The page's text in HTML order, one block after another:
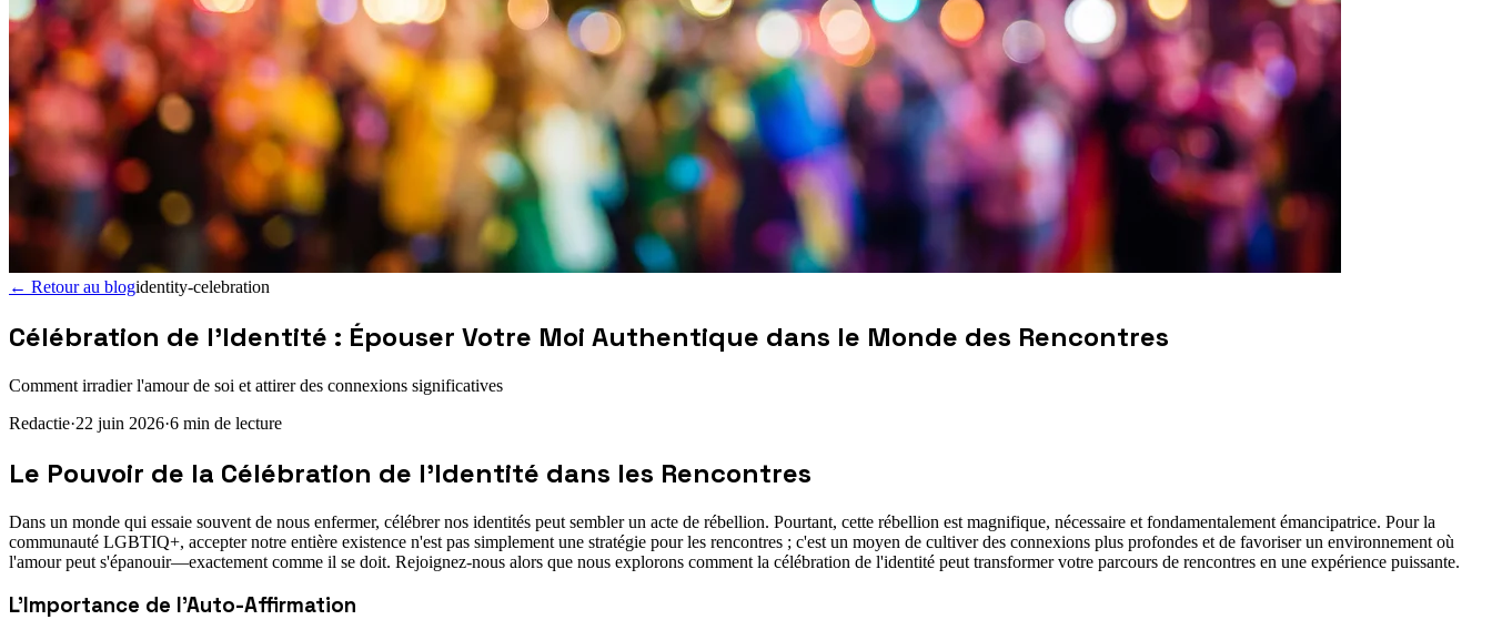
← Retour au blogidentity-celebration
Célébration de l'Identité : Épouser Votre Moi Authentique dans le Monde des Rencontres
Comment irradier l'amour de soi et attirer des connexions significatives
Redactie·22 juin 2026·6 min de lecture
Le Pouvoir de la Célébration de l'Identité dans les Rencontres
Dans un monde qui essaie souvent de nous enfermer, célébrer nos identités peut sembler un acte de rébellion. Pourtant, cette rébellion est magnifique, nécessaire et fondamentalement émancipatrice. Pour la
communauté LGBTIQ+, accepter notre entière existence n'est pas simplement une stratégie pour les rencontres ; c'est un moyen de cultiver des connexions plus profondes et de favoriser un environnement où
l'amour peut s'épanouir—exactement comme il se doit. Rejoignez-nous alors que nous explorons comment la célébration de l'identité peut transformer votre parcours de rencontres en une expérience puissante.
L'Importance de l'Auto-Affirmation